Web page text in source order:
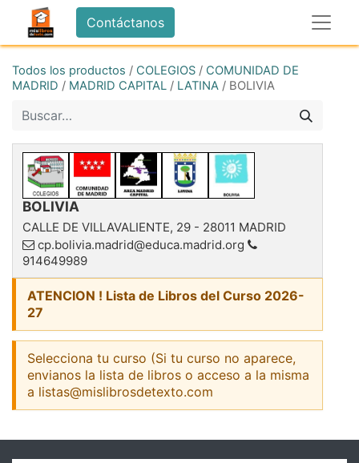
Contáctanos
Todos los productos / COLEGIOS / COMUNIDAD DE
MADRID / MADRID CAPITAL / LATINA / BOLIVIA
BOLIVIA
CALLE DE VILLAVALIENTE, 29 - 28011 MADRID
cp.bolivia.madrid@educa.madrid.org
914649989
ATENCION ! Lista de Libros del Curso 2026-
27
Selecciona tu curso (Si tu curso no aparece,
envianos la lista de libros o acceso a la misma
a listas@mislibrosdetexto.com